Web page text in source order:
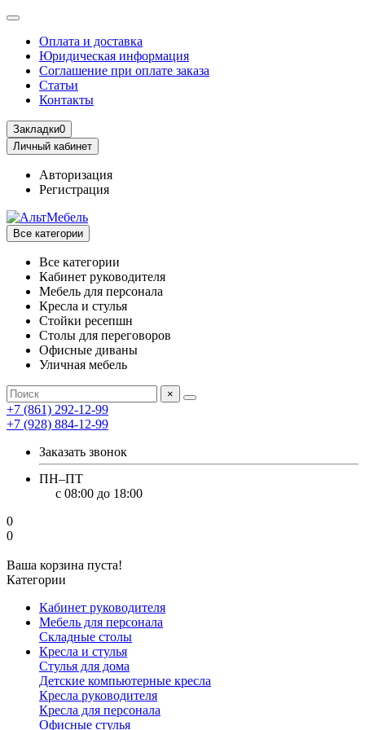
Оплата и доставка
Юридическая информация
Соглашение при оплате заказа
Статьи
Контакты
Закладки0
Личный кабинет
Авторизация
Регистрация
Все категории
Все категории
Кабинет руководителя
Мебель для персонала
Кресла и стулья
Стойки ресепшн
Столы для переговоров
Офисные диваны
Уличная мебель
×
+7 (861) 292-12-99
+7 (928) 884-12-99
Заказать звонок
ПН–ПТ
с 08:00 до 18:00
0
0
Ваша корзина пуста!
Категории
Кабинет руководителя
Мебель для персонала
Складные столы
Кресла и стулья
Стулья для дома
Детские компьютерные кресла
Кресла руководителя
Кресла для персонала
Офисные стулья